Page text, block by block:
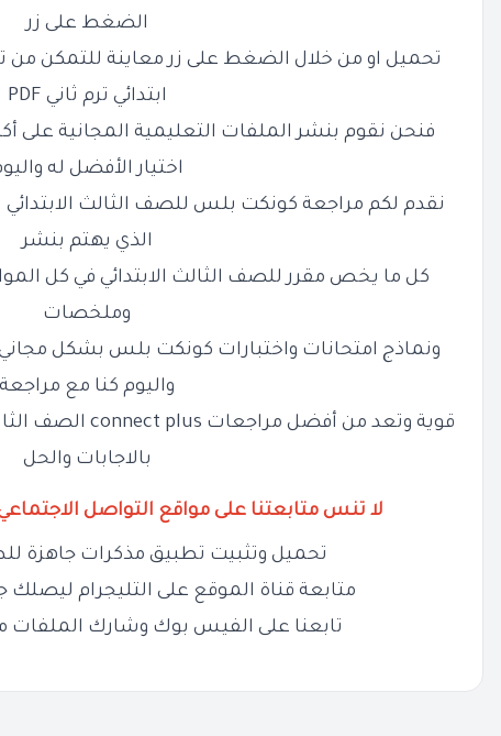
الضغط على زر
تحميل او من خلال الضغط على زر معاينة للتمكن من
ابتدائي ترم ثاني PDF
فنحن نقوم بنشر الملفات التعليمية المجانية على
اختيار الأفضل له
نقدم لكم مراجعة كونكت بلس
الذي يهتم بنشر
كل ما يخص مقرر للصف الثالث الابتدائي في كل
وملخصات
ونماذج امتحانات واختبارات كونكت بلس بشكل
واليوم كنا مع مراجعة
قوية وتعد من أفضل مراجعات connect plus الصف
بالاجابات والحل
لا تنس متابعتنا على مواقع التواصل
تحميل وتثبيت تطبيق مذكرات جاهزة
متابعة قناة الموقع على التليجرام ليصلك
تابعنا على الفيس بوك وشارك الملفات